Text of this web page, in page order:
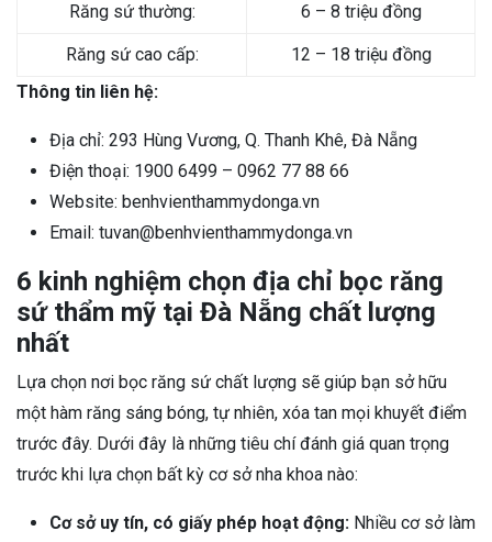
Răng sứ thường: 6 – 8 triệu đồng
Răng sứ cao cấp:
12 – 18 triệu đồng
Thông tin liên hệ:
Địa chỉ: 293 Hùng Vương, Q. Thanh Khê, Đà Nẵng
Điện thoại: 1900 6499 – 0962 77 88 66
Website: benhvienthammydonga.vn
Email: tuvan@benhvienthammydonga.vn
6 kinh nghiệm chọn địa chỉ bọc răng
sứ thẩm mỹ tại Đà Nẵng chất lượng
nhất
Lựa chọn nơi bọc răng sứ chất lượng sẽ giúp bạn sở hữu
một hàm răng sáng bóng, tự nhiên, xóa tan mọi khuyết điểm
trước đây. Dưới đây là những tiêu chí đánh giá quan trọng
trước khi lựa chọn bất kỳ cơ sở nha khoa nào:
Cơ sở uy tín, có giấy phép hoạt động: Nhiều cơ sở làm